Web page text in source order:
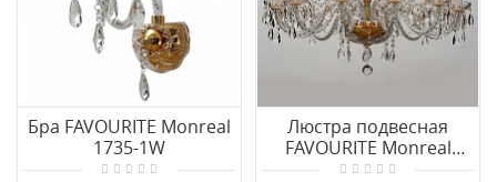
Бра FAVOURITE Monreal
1735-1W
Люстра подвесная
FAVOURITE Monreal
1735-12P